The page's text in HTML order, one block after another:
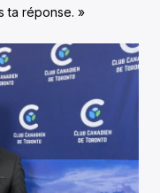
ta réponse. »